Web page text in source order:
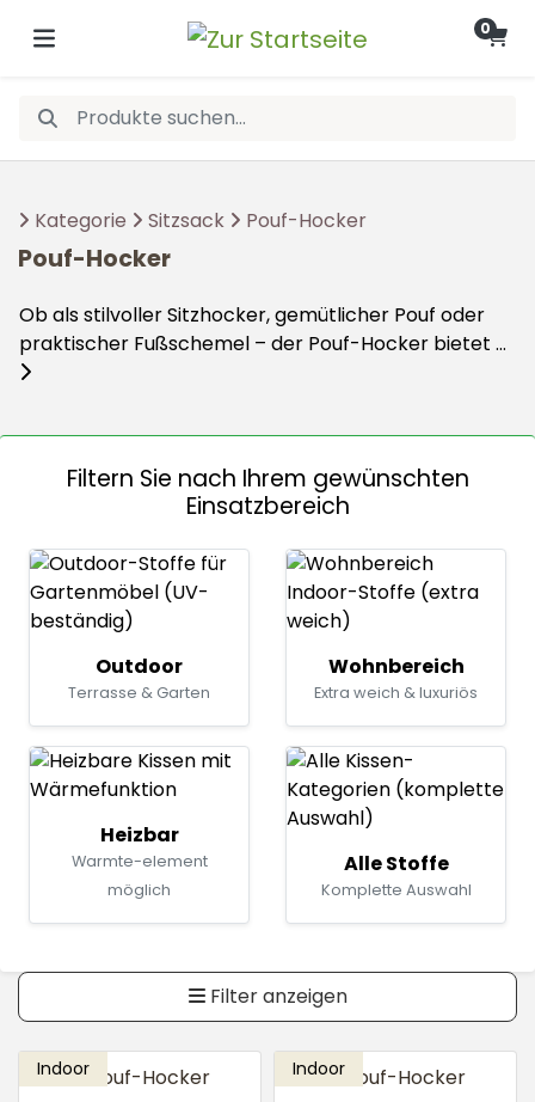
0
Kategorie Sitzsack Pouf-Hocker
Pouf-Hocker
Ob als stilvoller Sitzhocker, gemütlicher Pouf oder
praktischer Fußschemel – der Pouf-Hocker bietet ...
Filtern Sie nach Ihrem gewünschten
Einsatzbereich
Outdoor
Terrasse & Garten
Wohnbereich
Extra weich & luxuriös
Heizbar
Warmte-element
möglich
Alle Stoffe
Komplette Auswahl
Filter anzeigen